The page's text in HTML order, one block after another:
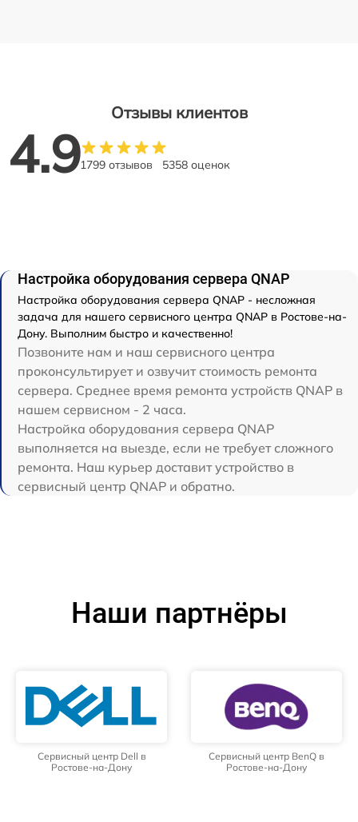
Отзывы клиентов
4.91799 отзывов 5358 оценок
Настройка оборудования сервера QNAP
Настройка оборудования сервера QNAP - несложная
задача для нашего сервисного центра QNAP в Ростове-на-
Дону. Выполним быстро и качественно!
Позвоните нам и наш сервисного центра
проконсультирует и озвучит стоимость ремонта
сервера. Среднее время ремонта устройств QNAP в
нашем сервисном - 2 часа.
Настройка оборудования сервера QNAP
выполняется на выезде, если не требует сложного
ремонта. Наш курьер доставит устройство в
сервисный центр QNAP и обратно.
Наши партнёры
Сервисный центр Dell в
Ростове-на-Дону
Сервисный центр BenQ в
Ростове-на-Дону